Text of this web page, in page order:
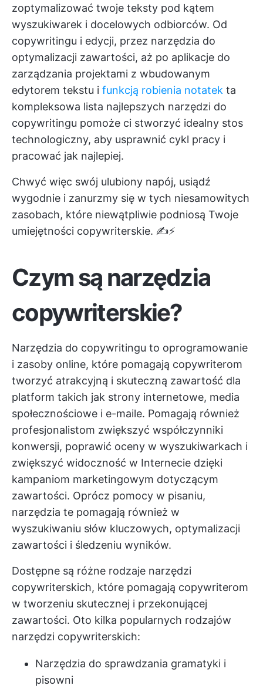
zoptymalizować twoje teksty pod kątem
wyszukiwarek i docelowych odbiorców. Od
copywritingu i edycji, przez narzędzia do
optymalizacji zawartości, aż po aplikacje do
zarządzania projektami z wbudowanym
edytorem tekstu i funkcją robienia notatek ta
kompleksowa lista najlepszych narzędzi do
copywritingu pomoże ci stworzyć idealny stos
technologiczny, aby usprawnić cykl pracy i
pracować jak najlepiej.
Chwyć więc swój ulubiony napój, usiądź
wygodnie i zanurzmy się w tych niesamowitych
zasobach, które niewątpliwie podniosą Twoje
umiejętności copywriterskie. ✍️⚡️
Czym są narzędzia
copywriterskie?
Narzędzia do copywritingu to oprogramowanie
i zasoby online, które pomagają copywriterom
tworzyć atrakcyjną i skuteczną zawartość dla
platform takich jak strony internetowe, media
społecznościowe i e-maile. Pomagają również
profesjonalistom zwiększyć współczynniki
konwersji, poprawić oceny w wyszukiwarkach i
zwiększyć widoczność w Internecie dzięki
kampaniom marketingowym dotyczącym
zawartości. Oprócz pomocy w pisaniu,
narzędzia te pomagają również w
wyszukiwaniu słów kluczowych, optymalizacji
zawartości i śledzeniu wyników.
Dostępne są różne rodzaje narzędzi
copywriterskich, które pomagają copywriterom
w tworzeniu skutecznej i przekonującej
zawartości. Oto kilka popularnych rodzajów
narzędzi copywriterskich:
Narzędzia do sprawdzania gramatyki i
pisowni